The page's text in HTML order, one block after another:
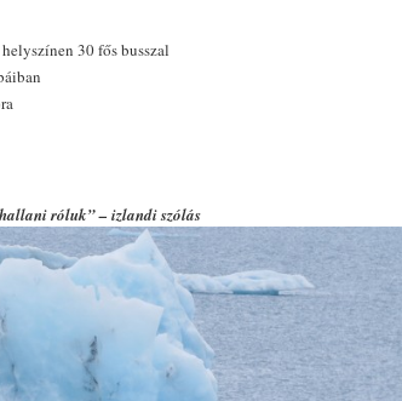
30 fős busszal
róluk” – izlandi szólás